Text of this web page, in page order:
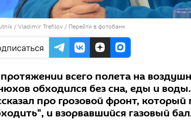
/ Vladimir Trefilov / Перейти в фотобанк
всего полета на
обходился без сна, еды и
про грозовой фронт,
и взорвавшийся газовый